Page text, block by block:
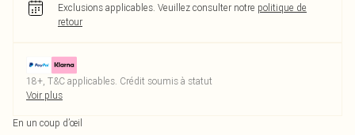
Exclusions applicables. Veuillez consulter notre politique de
retour
18+, T&C applicables. Crédit soumis à statut
Voir plus
En un coup d’œil